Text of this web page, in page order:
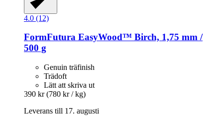
4.0 (12)
FormFutura EasyWood™ Birch, 1,75 mm /
500 g
Genuin träfinish
Trädoft
Lätt att skriva ut
390 kr (780 kr / kg)
Leverans till 17. augusti